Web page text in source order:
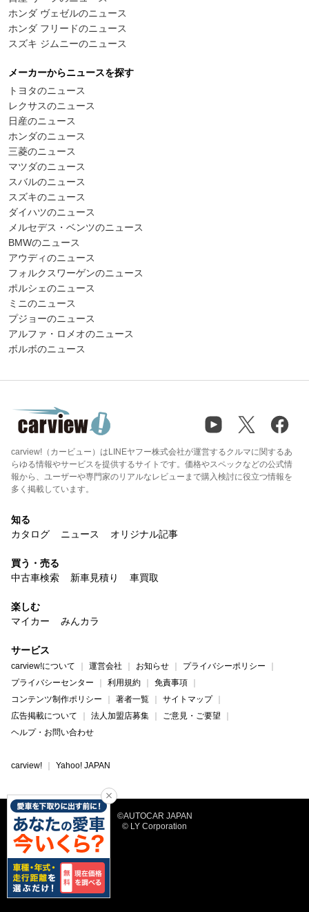
ホンダ ヴェゼルのニュース
ホンダ フリードのニュース
スズキ ジムニーのニュース
メーカーからニュースを探す
トヨタのニュース
レクサスのニュース
日産のニュース
ホンダのニュース
三菱のニュース
マツダのニュース
スバルのニュース
スズキのニュース
ダイハツのニュース
メルセデス・ベンツのニュース
BMWのニュース
アウディのニュース
フォルクスワーゲンのニュース
ポルシェのニュース
ミニのニュース
プジョーのニュース
アルファ・ロメオのニュース
ボルボのニュース
carview!（カービュー）はLINEヤフー株式会社が運営するクルマに関するあ
らゆる情報やサービスを提供するサイトです。価格やスペックなどの公式情
報から、ユーザーや専門家のリアルなレビューまで購入検討に役立つ情報を
多く掲載しています。
知る
カタログ
ニュース オリジナル記事
買う・売る
中古車検索
新車見積り 車買取
楽しむ
マイカー
みんカラ
サービス
carview!について 運営会社 お知らせ
プライバシーポリシー
プライバシーセンター
利用規約
免責事項
コンテンツ制作ポリシー
著者一覧
サイトマップ
広告掲載について
法人加盟店募集
ご意見・ご要望
ヘルプ・お問い合わせ
carview! Yahoo! JAPAN
©AUTOCAR JAPAN
© LY Corporation